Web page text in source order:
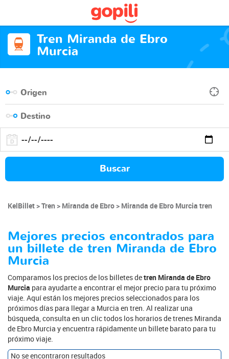
Tren Miranda de Ebro
Murcia
Buscar
KelBillet Tren Miranda de Ebro Miranda de Ebro Murcia tren
Mejores precios encontrados para
un billete de tren Miranda de Ebro
Murcia
Comparamos los precios de los billetes detren Miranda de Ebro
Murcia para ayudarte a encontrar el mejor precio para tu próximo
viaje. Aquí están los mejores precios seleccionados para los
próximos días para llegar a Murcia en tren. Al realizar una
búsqueda, consulta en un clic todos los horarios de trenes Miranda
de Ebro Murcia y encuentra rápidamente un billete barato para tu
próximo viaje.
No se encontraron resultados